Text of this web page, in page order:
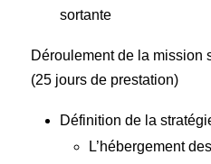
sortante
Déroulement de la mission
(25 jours de prestation)
Définition de la
L’hébergement